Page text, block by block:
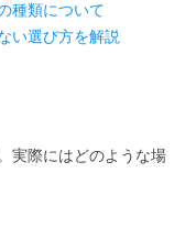
種類について
い選び方を解説
実際にはどのような場